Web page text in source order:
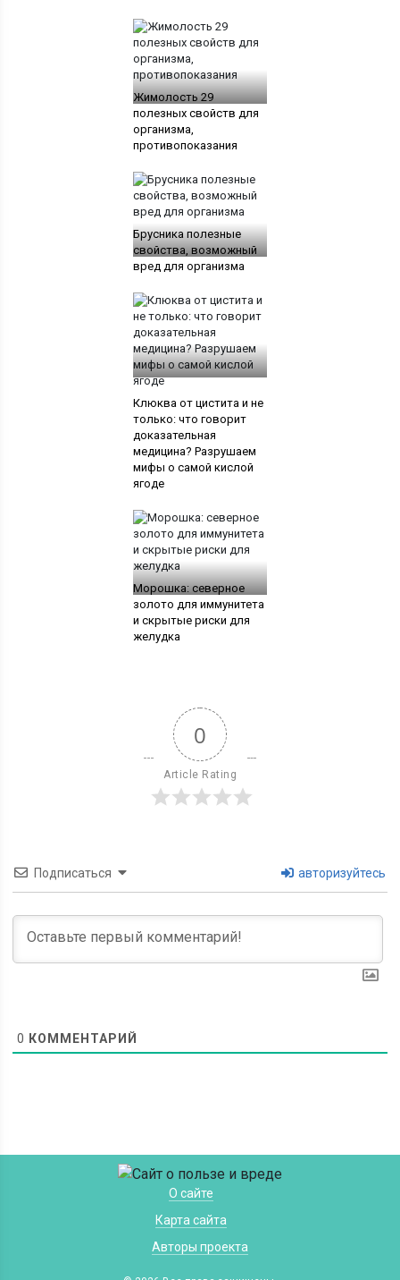
Жимолость 29
полезных свойств для
организма,
противопоказания
Брусника полезные
свойства, возможный
вред для организма
Клюква от цистита и не
только: что говорит
доказательная
медицина? Разрушаем
мифы о самой кислой
ягоде
Морошка: северное
золото для иммунитета
и скрытые риски для
желудка
0
Article Rating
Подписаться авторизуйтесь
0 КОММЕНТАРИЙ
О сайте
Карта сайта
Авторы проекта